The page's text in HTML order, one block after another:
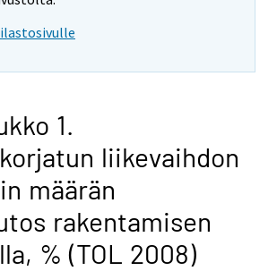
1.
liikevaihdon
määrän
rakentamisen
% (TOL 2008)